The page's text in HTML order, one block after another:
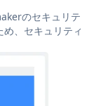
のセキュリテ
、セキュリティ